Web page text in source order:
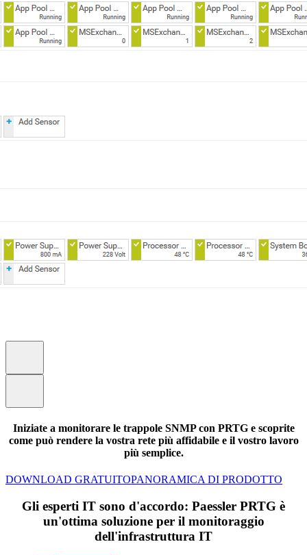
Iniziate a monitorare le trappole SNMP con PRTG e scoprite
come può rendere la vostra rete più affidabile e il vostro lavoro
più semplice.
DOWNLOAD GRATUITOPANORAMICA DI PRODOTTO
Gli esperti IT sono d'accordo: Paessler PRTG è
un'ottima soluzione per il monitoraggio
dell'infrastruttura IT